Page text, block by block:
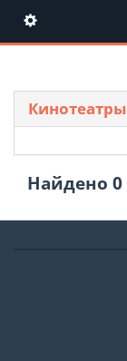
Toggle
navigation
Кинотеатры
Найдено 0